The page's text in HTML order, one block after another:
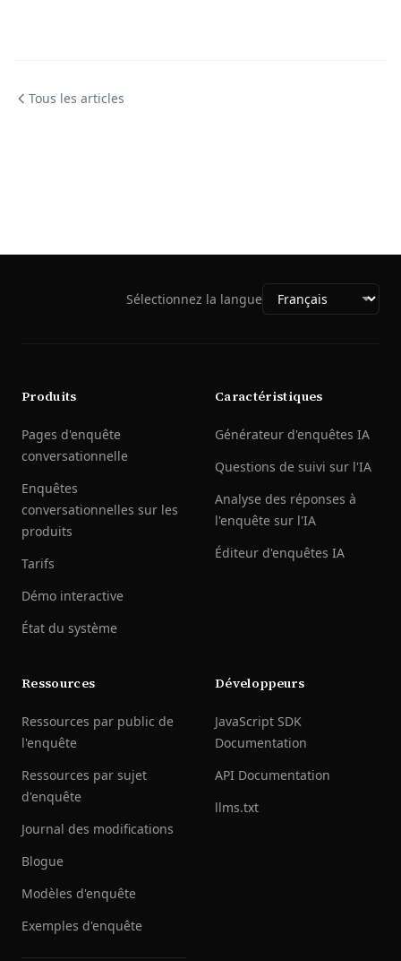
Tous les articles
Sélectionnez la langue
Produits
Pages d'enquête
conversationnelle
Enquêtes
conversationnelles sur les
produits
Tarifs
Démo interactive
État du système
Caractéristiques
Générateur d'enquêtes IA
Questions de suivi sur l'IA
Analyse des réponses à
l'enquête sur l'IA
Éditeur d'enquêtes IA
Ressources
Ressources par public de
l'enquête
Ressources par sujet
d'enquête
Journal des modifications
Blogue
Modèles d'enquête
Exemples d'enquête
Développeurs
JavaScript SDK
Documentation
API Documentation
llms.txt